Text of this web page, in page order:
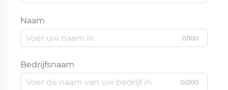
Naam
0/100
Bedrijfsnaam
0/200